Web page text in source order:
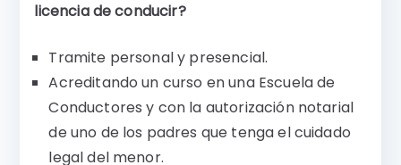
licencia de conducir?
Tramite personal y presencial.
Acreditando un curso en una Escuela de
Conductores y con la autorización notarial
de uno de los padres que tenga el cuidado
legal del menor.